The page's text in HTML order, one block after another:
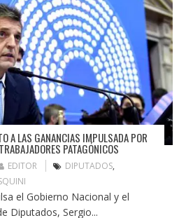
A LAS GANANCIAS IMPULSADA POR
PATAGÓNICOS
EDITOR DIPUTADOS,
el Gobierno Nacional y el
Diputados, Sergio...